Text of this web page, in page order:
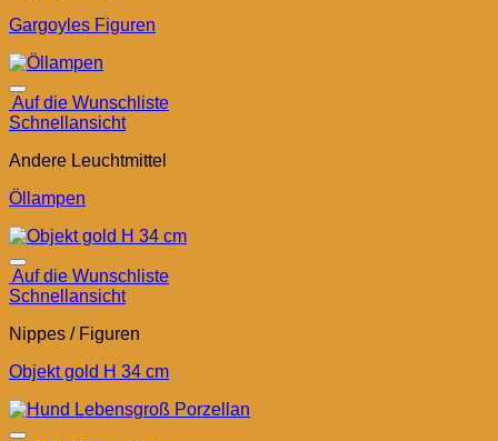
Gargoyles Figuren
Auf die Wunschliste
Schnellansicht
Andere Leuchtmittel
Öllampen
Auf die Wunschliste
Schnellansicht
Nippes / Figuren
Objekt gold H 34 cm